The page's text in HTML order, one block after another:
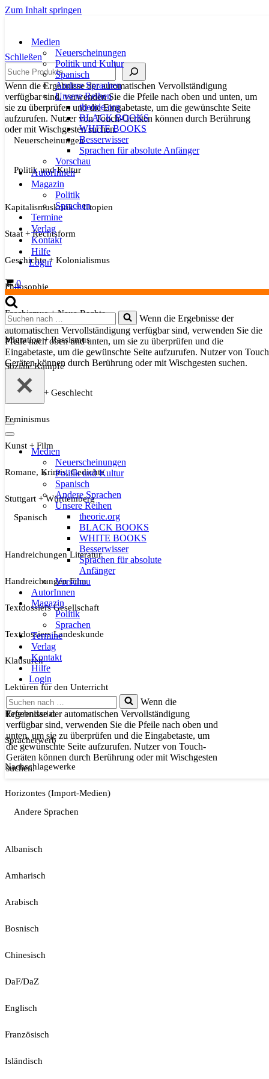
Zum Inhalt springen
Medien
Neuerscheinungen
Politik und Kultur
Spanisch
Andere Sprachen
Unsere Reihen
theorie.org
BLACK BOOKS
WHITE BOOKS
Besserwisser
Sprachen für absolute Anfänger
Vorschau
AutorInnen
Magazin
Politik
Sprachen
Termine
Verlag
Kontakt
Hilfe
Login
Warenkorb
0
Suchen
nach …
Wenn die Ergebnisse der
automatischen Vervollständigung verfügbar sind, verwenden Sie die
Pfeile nach oben und unten, um sie zu überprüfen und die
Eingabetaste, um die gewünschte Seite aufzurufen. Nutzer von
Geräten können durch Berührung oder mit Wischgesten suchen.
Navigationsmenü
Navigationsmenü
Medien
Neuerscheinungen
Politik und Kultur
Spanisch
Andere Sprachen
Unsere Reihen
theorie.org
BLACK BOOKS
WHITE BOOKS
Besserwisser
Sprachen für absolute
Anfänger
Vorschau
AutorInnen
Magazin
Politik
Sprachen
Termine
Verlag
Kontakt
Hilfe
Login
Suchen
nach …
Wenn die
Ergebnisse der automatischen Vervollständigung
verfügbar sind, verwenden Sie die Pfeile nach oben und
unten, um sie zu überprüfen und die Eingabetaste, um
die gewünschte Seite aufzurufen. Nutzer von Touch-
Geräten können durch Berührung oder mit Wischgesten
suchen.
Schließen
Suche
Wenn die Ergebnisse der automatischen Vervollständigung
verfügbar sind, verwenden Sie die Pfeile nach oben und unten, um
sie zu überprüfen und die Eingabetaste, um die gewünschte Seite
aufzurufen. Nutzer von Touch-Geräten können durch Berührung
oder mit Wischgesten suchen.
Neuerscheinungen
Politik und Kultur
Kapitalismuskritik + Utopien
Staat + Rechtsform
Geschichte + Kolonialismus
Philosophie
Faschismus + Neue Rechte
Migration + Rassismus
Soziale Kämpfe
Sexualität + Geschlecht
Feminismus
Kunst + Film
Romane, Krimis, Gedichte
Stuttgart + Württemberg
Spanisch
Handreichungen Literatur
Handreichungen Film
Textdossiers Gesellschaft
Textdossiers Landeskunde
Klausuren
Lektüren für den Unterricht
Referendariat
Spracherwerb
Nachschlagewerke
Horizontes (Import-Medien)
Andere Sprachen
Albanisch
Amharisch
Arabisch
Bosnisch
Chinesisch
DaF/DaZ
Englisch
Französisch
Isländisch